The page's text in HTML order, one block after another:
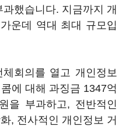
했습니다. 지금까지 개
운데 역대 최대 규모입
회의를 열고 개인정보
에 대해 과징금 1347억
을 부과하고, 전반적인
, 전사적인 개인정보 거